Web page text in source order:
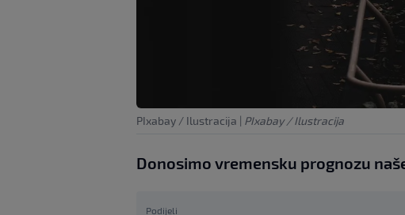
PIxabay / Ilustracija | PIxabay / Ilustracija
Donosimo vremensku prognozu
Podijeli